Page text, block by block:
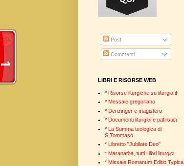
Post
Commenti
LIBRI E RISORSE WEB
* Risorse liturgiche su liturgia.it
* Messale gregoriano
* Denzinger e magistero
* Documenti liturgici e patristici
* La Summa teologica di
S.Tommaso
* Libretto "Jubilate Deo"
* Maranatha, tutti i libri liturgici
* Missale Romanum Editio Typica